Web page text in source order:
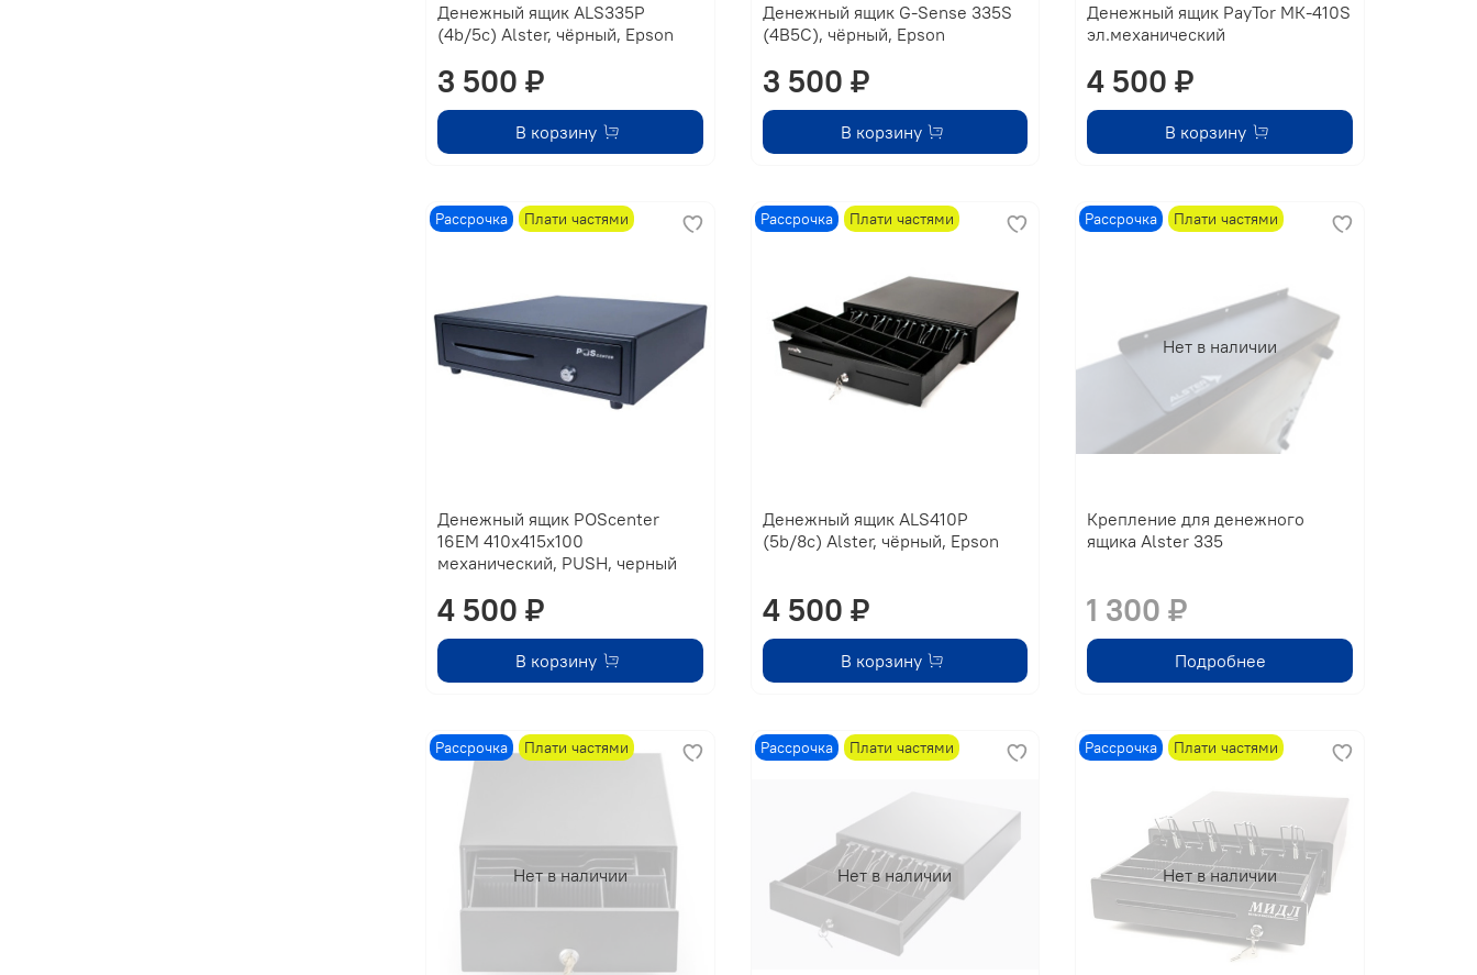
Денежный ящик ALS335P
(4b/5c) Alster, чёрный, Epson
3 500 ₽
В корзину
Денежный ящик G-Sense 335S
(4B5C), чёрный, Epson
3 500 ₽
В корзину
Денежный ящик PayTor МК-410S
эл.механический
4 500 ₽
В корзину
Рассрочка Плати частями
Денежный ящик PОScenter
16EM 410x415x100
механический, PUSH, черный
4 500 ₽
В корзину
Рассрочка Плати частями
Денежный ящик ALS410P
(5b/8c) Alster, чёрный, Epson
4 500 ₽
В корзину
Нет в наличии
Рассрочка Плати частями
Крепление для денежного
ящика Alster 335
1 300 ₽
Подробнее
Нет в наличии
Рассрочка Плати частями
Нет в наличии
Рассрочка Плати частями
Нет в наличии
Рассрочка Плати частями